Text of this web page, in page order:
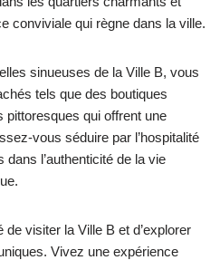
conviviale qui règne dans la ville.
sinueuses de la Ville B, vous
tels que des boutiques
pittoresques qui offrent une
vous séduire par l’hospitalité
l’authenticité de la vie
de visiter la Ville B et d’explorer
Vivez une expérience